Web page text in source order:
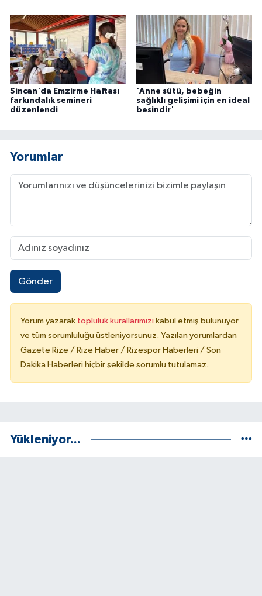
Sincan'da Emzirme Haftası
farkındalık semineri
düzenlendi
'Anne sütü, bebeğin
sağlıklı gelişimi için en ideal
besindir'
Yorumlar
Gönder
Yorum yazarak topluluk kurallarımızı kabul etmiş bulunuyor
ve tüm sorumluluğu üstleniyorsunuz. Yazılan yorumlardan
Gazete Rize / Rize Haber / Rizespor Haberleri / Son
Dakika Haberleri hiçbir şekilde sorumlu tutulamaz.
Yükleniyor...